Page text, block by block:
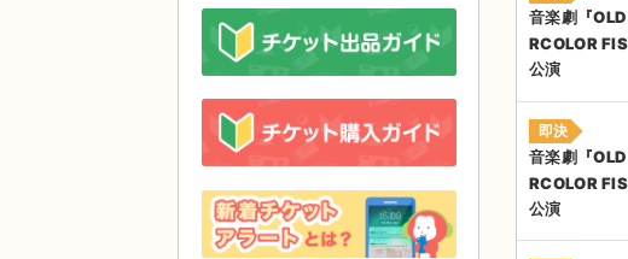
音楽劇『
RCOLOR
公演
即決
音楽劇『
RCOLOR
公演